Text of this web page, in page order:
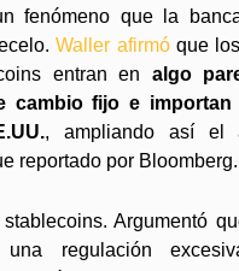
fenómeno que la
Waller afirmó que
entran en algo
cambio fijo e
, ampliando así el
reportado por Bloomberg.
Argumentó
regulación